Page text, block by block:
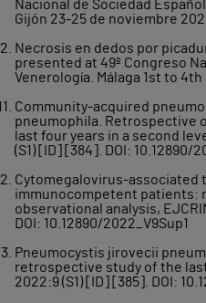
Nacional de Sociedad
Gijón 23-25 de noviembre
Necrosis en dedos por
presented at 49º Congreso
Venerología. Málaga 1st to
Community-acquired
pneumophila. Retrospective
last four years in a second
(S1) [ID] [384]. DOI: 10.12890/
Cytomegalovirus-associated
immunocompetent patients:
observational analysis,
DOI: 10.12890/2022_V9Sup1
Pneumocystis jirovecii
retrospective study of the
2022:9 (S1) [ID] [385]. DOI: